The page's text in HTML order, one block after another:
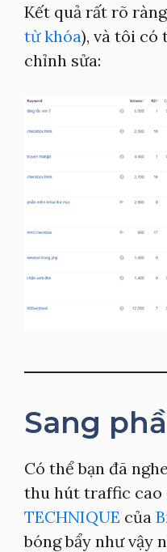
Kết quả rất rõ
từ khóa), và tôi có
chỉnh sửa:
Sang
Có thể bạn đã
thu hút traffic cao
TECHNIQUE của
bóng bẩy như vậy